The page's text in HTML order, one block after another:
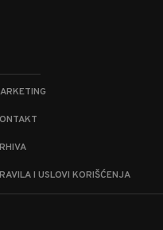
I USLOVI KORIŠĆENJA